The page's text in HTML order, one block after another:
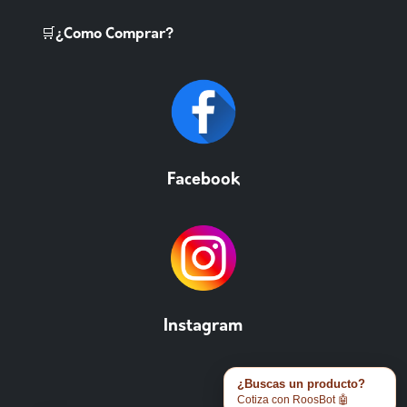
🛒¿Como Comprar?
Facebook
Instagram
¿Buscas un producto?
Cotiza con RoosBot 🤖